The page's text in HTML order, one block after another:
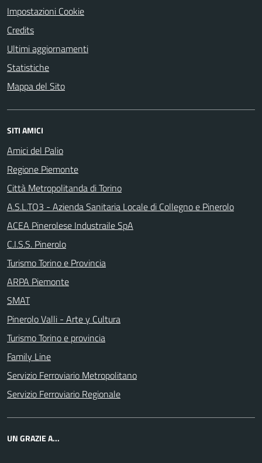
Impostazioni Cookie
Credits
Ultimi aggiornamenti
Statistiche
Mappa del Sito
SITI AMICI
Amici del Palio
Regione Piemonte
Città Metropolitanda di Torino
A.S.L.TO3 - Azienda Sanitaria Locale di Collegno e Pinerolo
ACEA Pinerolese Industraile SpA
C.I.S.S. Pinerolo
Turismo Torino e Provincia
ARPA Piemonte
SMAT
Pinerolo Valli - Arte y Cultura
Turismo Torino e provincia
Family Line
Servizio Ferroviario Metropolitano
Servizio Ferroviario Regionale
UN GRAZIE A...